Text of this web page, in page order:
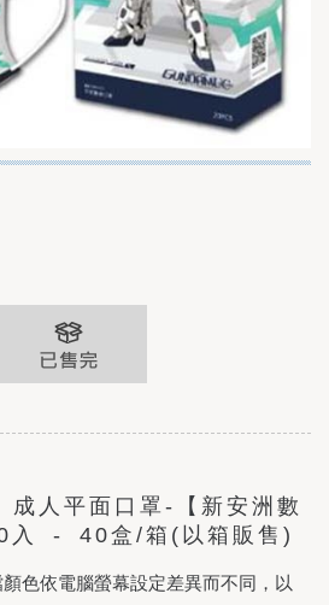
人平面口罩-【新安洲數
入 - 40盒/箱(以箱販售)
色依電腦螢幕設定差異而不同，以